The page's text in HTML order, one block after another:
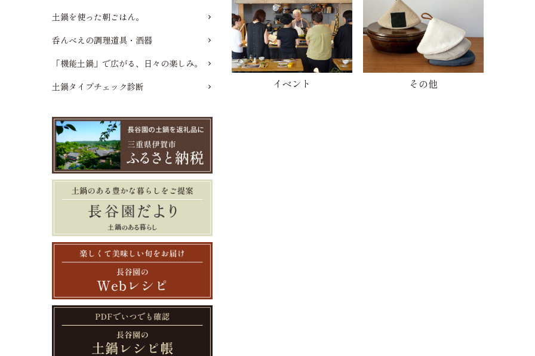
イベント その他
土鍋を使った朝ごはん。
呑んべえの調理道具・酒器
「機能土鍋」で広がる、日々の楽しみ。
土鍋タイプチェック診断